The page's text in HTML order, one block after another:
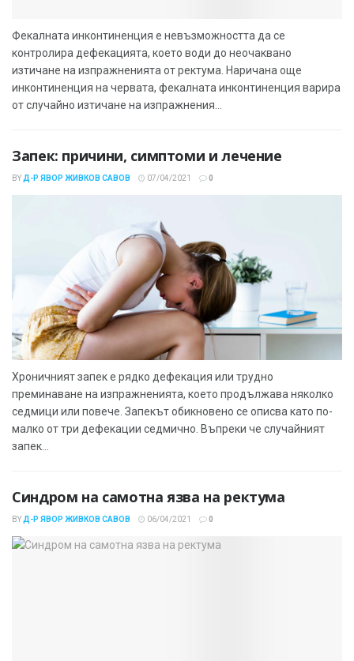
Фекалната инконтиненция е невъзможността да се
контролира дефекацията, което води до неочаквано
изтичане на изпражненията от ректума. Наричана още
инконтиненция на червата, фекалната инконтиненция варира
от случайно изтичане на изпражнения...
Запек: причини, симптоми и лечение
BY Д-Р ЯВОР ЖИВКОВ САВОВ 07/04/2021 0
Хроничният запек е рядко дефекация или трудно
преминаване на изпражненията, което продължава няколко
седмици или повече. Запекът обикновено се описва като по-
малко от три дефекации седмично. Въпреки че случайният
запек...
Синдром на самотна язва на ректума
BY Д-Р ЯВОР ЖИВКОВ САВОВ 06/04/2021 0